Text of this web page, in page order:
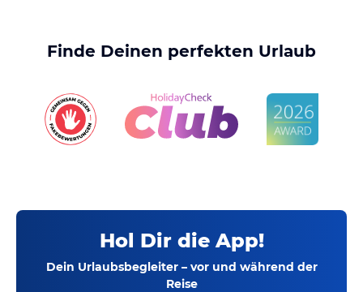
Finde Deinen perfekten Urlaub
Hol Dir die App!
Dein Urlaubsbegleiter – vor und während der
Reise